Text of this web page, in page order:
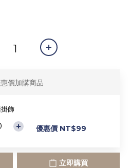
價加購商品
飾
優惠價 NT$99
立即購買